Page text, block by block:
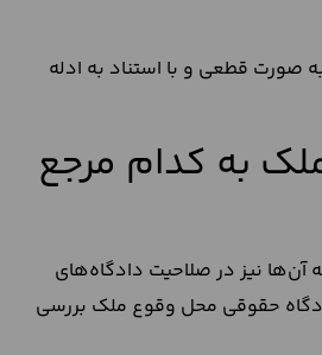
صورت قطعی و با استناد به ادله
به کدام مرجع
نیز در صلاحیت دادگاه‌های
حقوقی محل وقوع ملک بررسی